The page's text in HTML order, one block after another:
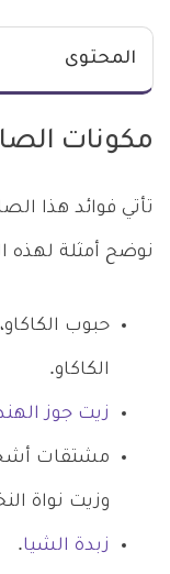
المحتوى
مكونات
تأتي فوائد هذا
نوضح أمثلة لهذه
حبوب
الكاكاو.
زيت جوز
مشتقات
وزيت نواة
زبدة الشيا.